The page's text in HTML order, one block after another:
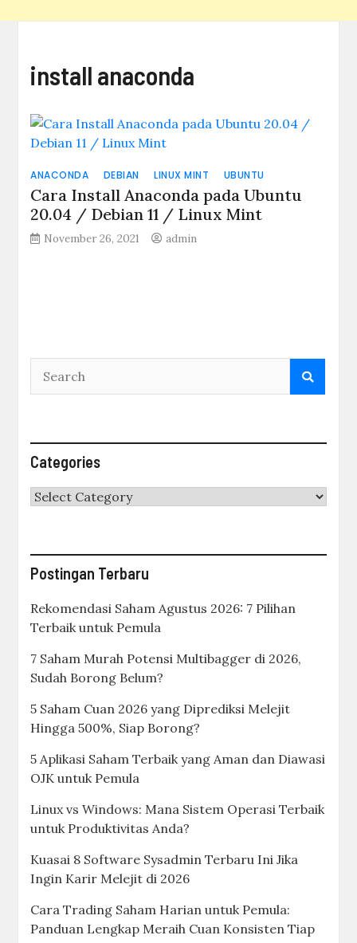
install anaconda
ANACONDA DEBIAN LINUX MINT UBUNTU
Cara Install Anaconda pada Ubuntu
20.04 / Debian 11 / Linux Mint
November 26, 2021 admin
Categories
Categories
Postingan Terbaru
Rekomendasi Saham Agustus 2026: 7 Pilihan
Terbaik untuk Pemula
7 Saham Murah Potensi Multibagger di 2026,
Sudah Borong Belum?
5 Saham Cuan 2026 yang Diprediksi Melejit
Hingga 500%, Siap Borong?
5 Aplikasi Saham Terbaik yang Aman dan Diawasi
OJK untuk Pemula
Linux vs Windows: Mana Sistem Operasi Terbaik
untuk Produktivitas Anda?
Kuasai 8 Software Sysadmin Terbaru Ini Jika
Ingin Karir Melejit di 2026
Cara Trading Saham Harian untuk Pemula:
Panduan Lengkap Meraih Cuan Konsisten Tiap